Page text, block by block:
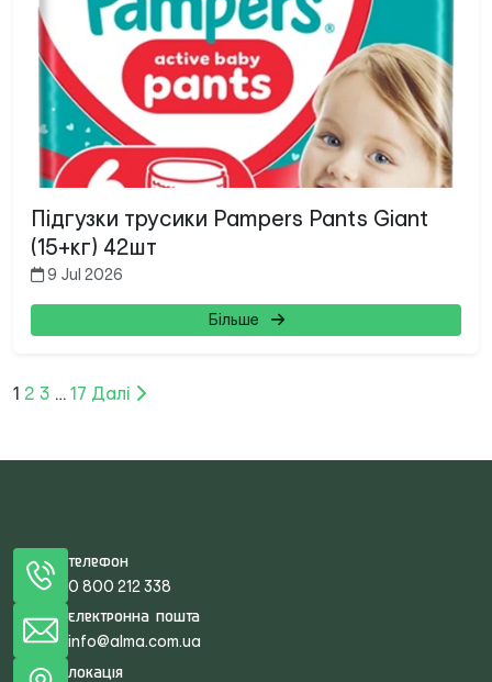
Підгузки трусики Pampers Pants Giant
(15+кг) 42шт
9 Jul 2026
Більше
Posts
1 2 3 … 17 Далі
Телефон
0 800 212 338
Електронна пошта
info@alma.com.ua
Локація